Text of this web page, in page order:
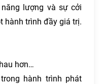
lượng và sự cởi
hành trình đầy giá trị.
hơn…
hành trình phát